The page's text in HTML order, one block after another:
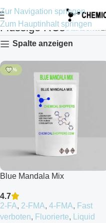
Zur Navigation springen
Zum Hauptinhalt springen
Flüssige RCsStartseite
Spalte anzeigen
-25%
Blue Mandala Mix
4.7
2-FA, 2-FMA, 4-FMA, Fast
verboten, Fluorierte,
Liquid